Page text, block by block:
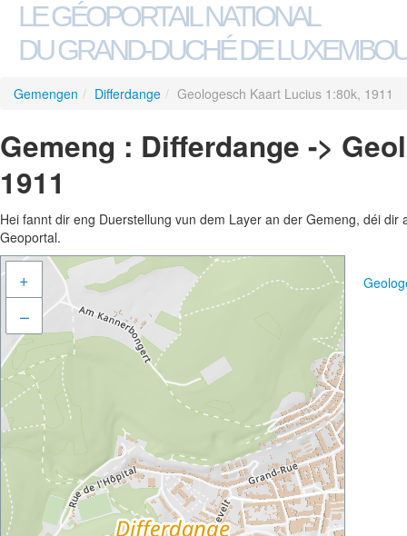
LE GÉOPORTAIL NATIONAL
DU GRAND-DUCHÉ DE
Gemengen / Differdange / Geologesch Kaart Lucius 1:80k, 1911
Gemeng : Differdange ->
1911
Hei fannt dir eng Duerstellung vun dem Layer an der Gemeng, déi
Geoportal.
+
–